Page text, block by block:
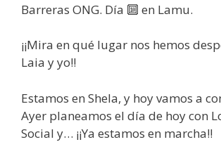
Barreras ONG. Día 🔟 en Lamu.
¡¡Mira en qué lugar nos hemos
Laia y yo!!
Estamos en Shela, y hoy vamos a
Ayer planeamos el día de hoy con
Social y… ¡¡Ya estamos en marcha!!